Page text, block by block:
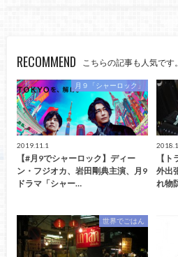
RECOMMEND こちらの記事も人気です。
月９「シャーロック」
2019.11.1
【#月9でシャーロック】ディー
ン・フジオカ、岩田剛典主演、月9
ドラマ「シャー…
【
外出
れ物
世界でごはん